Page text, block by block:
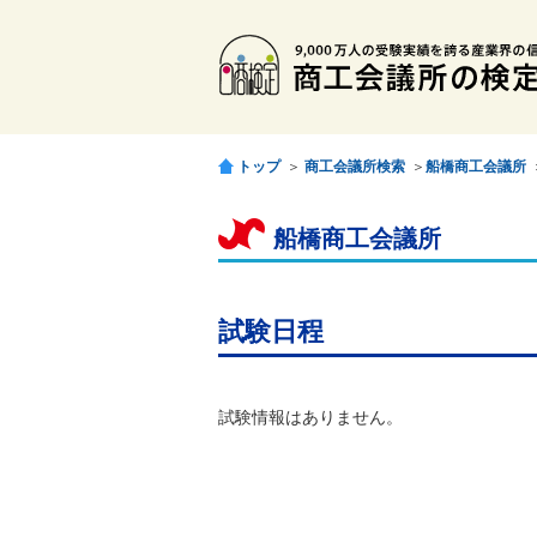
トップ ＞ 商工会議所検索 ＞ 船橋商工会議所
船橋商工会議所
試験日程
試験情報はありません。